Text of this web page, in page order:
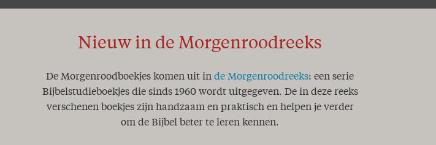
Nieuw in de Morgenroodreeks
De Morgenroodboekjes komen uit in de Morgenroodreeks: een serie
Bijbelstudieboekjes die sinds 1960 wordt uitgegeven. De in deze reeks
verschenen boekjes zijn handzaam en praktisch en helpen je verder
om de Bijbel beter te leren kennen.